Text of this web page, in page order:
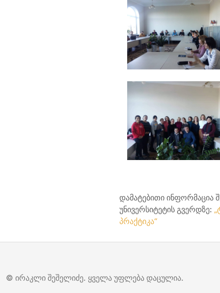
დამატებითი ინფორმაცია
უნივერსიტეტის გვერდზე:
პრაქტიკა“
© ირაკლი შეშელიძე. ყველა უფლება დაცულია.